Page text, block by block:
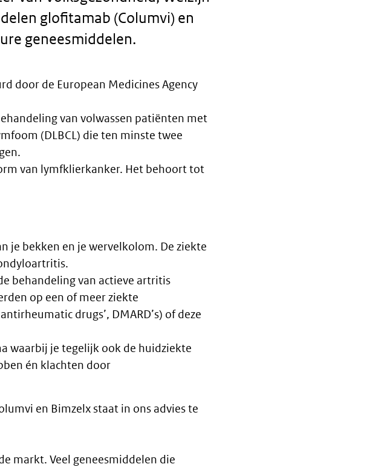
glofitamab (Columvi) en
geneesmiddelen.
door de European Medicines Agency
van volwassen patiënten met
(DLBCL) die ten minste twee
van lymfklierkanker. Het behoort tot
je bekken en je wervelkolom. De ziekte
behandeling van actieve artritis
op een of meer ziekte
drugs’, DMARD’s) of deze
waarbij je tegelijk ook de huidziekte
én klachten door
en Bimzelx staat in ons advies te
markt. Veel geneesmiddelen die